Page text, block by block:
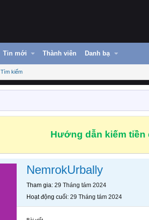
Tin mới Thành viên Danh bạ
Tìm kiếm
Hướng dẫn kiếm
NemrokUrbally
Tham gia 29 Tháng tám 2024
Hoạt động cuối 29 Tháng tám 2024